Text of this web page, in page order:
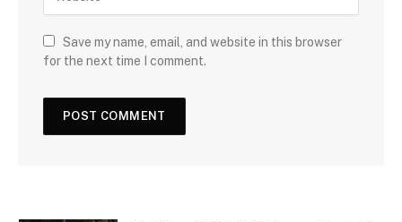
Save my name, email, and website in this browser
for the next time I comment.